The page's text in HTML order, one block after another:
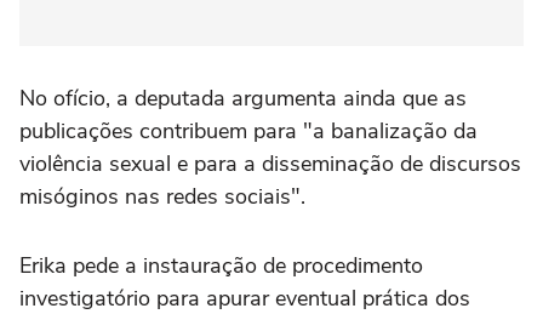
No ofício, a deputada argumenta ainda que as
publicações contribuem para "a banalização da
violência sexual e para a disseminação de discursos
misóginos nas redes sociais".
Erika pede a instauração de procedimento
investigatório para apurar eventual prática dos